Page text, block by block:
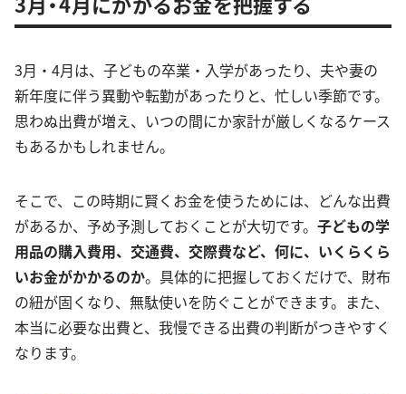
3月・4月は、子どもの卒業・入学があったり、夫や妻の
新年度に伴う異動や転勤があったりと、忙しい季節です。
思わぬ出費が増え、いつの間にか家計が厳しくなるケース
もあるかもしれません。
そこで、この時期に賢くお金を使うためには、どんな出費
があるか、予め予測しておくことが大切です。 子どもの学
用品の購入費用、交通費、交際費など、何に、いくらくら
いお金がかかるのか。具体的に把握しておくだけで、財布
の紐が固くなり、無駄使いを防ぐことができます。また、
本当に必要な出費と、我慢できる出費の判断がつきやすく
なります。